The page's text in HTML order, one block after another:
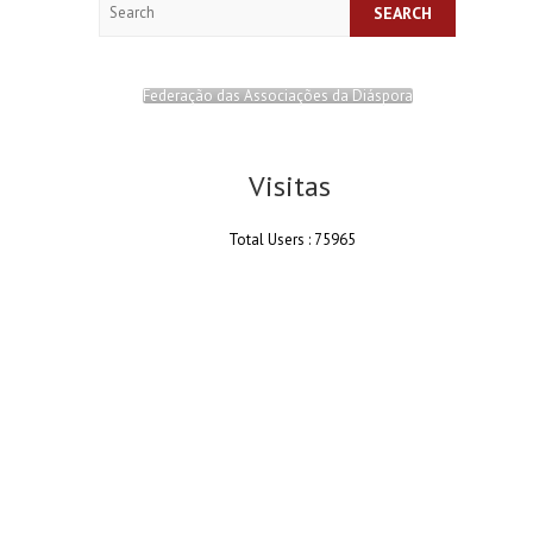
Federação das Associações da Diáspora
Visitas
Total Users : 75965